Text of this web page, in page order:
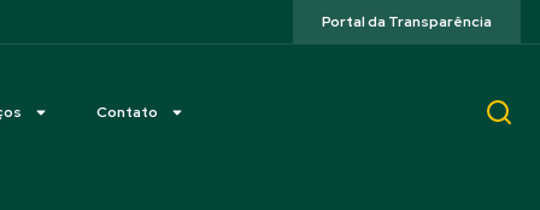
Portal da Transparência
Contato